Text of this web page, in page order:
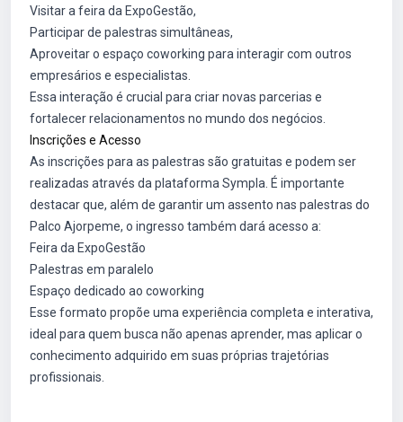
Visitar a feira da ExpoGestão,
Participar de palestras simultâneas,
Aproveitar o espaço coworking para interagir com outros
empresários e especialistas.
Essa interação é crucial para criar novas parcerias e
fortalecer relacionamentos no mundo dos negócios.
Inscrições e Acesso
As inscrições para as palestras são gratuitas e podem ser
realizadas através da plataforma Sympla. É importante
destacar que, além de garantir um assento nas palestras do
Palco Ajorpeme, o ingresso também dará acesso a:
Feira da ExpoGestão
Palestras em paralelo
Espaço dedicado ao coworking
Esse formato propõe uma experiência completa e interativa,
ideal para quem busca não apenas aprender, mas aplicar o
conhecimento adquirido em suas próprias trajetórias
profissionais.